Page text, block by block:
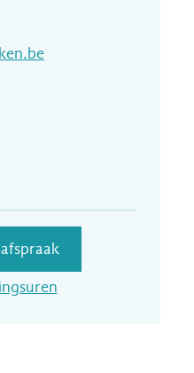
Dienst Leefmilieu